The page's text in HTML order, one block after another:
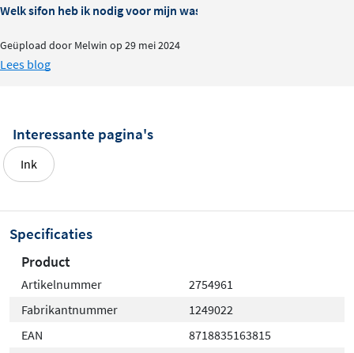
krijgt dus een betrouwbare indruk, maar het
eindproduct kan altijd net een fractie afwijken.
Welk sifon heb ik nodig voor mijn wastafel?
Geüpload door Melwin op 29 mei 2024
Lees blog
Interessante pagina's
Ink
Specificaties
Product
Artikelnummer
2754961
Fabrikantnummer
1249022
EAN
8718835163815